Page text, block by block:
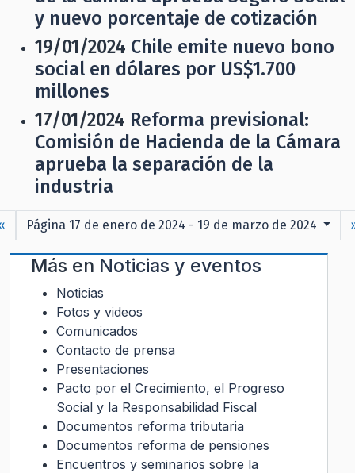
y nuevo porcentaje de cotización
19/01/2024 Chile emite nuevo bono
social en dólares por US$1.700
millones
17/01/2024 Reforma previsional:
Comisión de Hacienda de la Cámara
aprueba la separación de la
industria
Página 17 de enero de 2024 - 19 de marzo de 2024
Más en Noticias y eventos
Noticias
Fotos y videos
Comunicados
Contacto de prensa
Presentaciones
Pacto por el Crecimiento, el Progreso
Social y la Responsabilidad Fiscal
Documentos reforma tributaria
Documentos reforma de pensiones
Encuentros y seminarios sobre la